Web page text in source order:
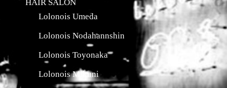
HAIR SALON
Lolonois Umeda
Lolonois Nodahannshin
Lolonois Toyonaka
Lolonois Mikuni